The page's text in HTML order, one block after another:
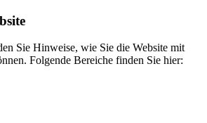
Sie Hinweise, wie Sie die Website mit
Folgende Bereiche finden Sie hier: